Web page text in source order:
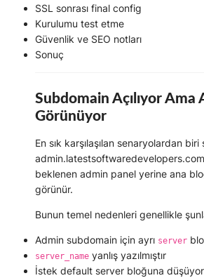
SSL sonrası final config
Kurulumu test etme
Güvenlik ve SEO notları
Sonuç
Subdomain Açılıyor Ama
Görünüyor
En sık karşılaşılan senaryolardan biri
admin.latestsoftwaredevelopers.com
beklenen admin panel yerine ana
görünür.
Bunun temel nedenleri genellikle
Admin subdomain için ayrı server
server_name yanlış yazılmıştır
İstek default server bloğuna